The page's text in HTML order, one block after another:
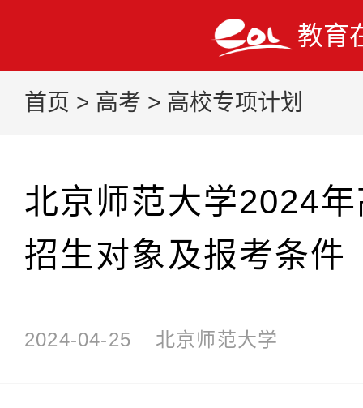
教育
首页 > 高考 > 高校专项计划
北京师范大学2024
招生对象及报考条件
2024-04-25 北京师范大学